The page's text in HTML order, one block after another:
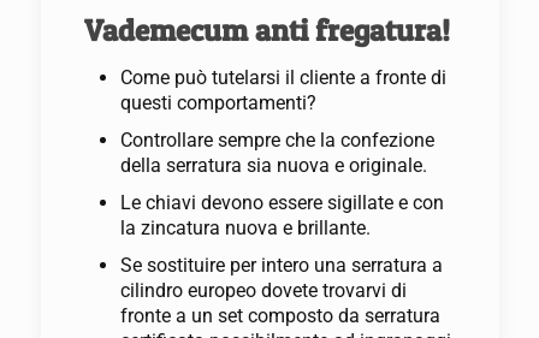
Vademecum anti fregatura!
Come può tutelarsi il cliente a fronte di
questi comportamenti?
Controllare sempre che la confezione
della serratura sia nuova e originale.
Le chiavi devono essere sigillate e con
la zincatura nuova e brillante.
Se sostituire per intero una serratura a
cilindro europeo dovete trovarvi di
fronte a un set composto da serratura